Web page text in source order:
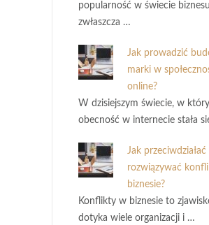
popularność w świecie
zwłaszcza …
Jak prowadzić
marki w
online?
W dzisiejszym świecie, w
obecność w internecie stała
Jak przeciwdziałać
rozwiązywać
biznesie?
Konflikty w biznesie to
dotyka wiele organizacji i …